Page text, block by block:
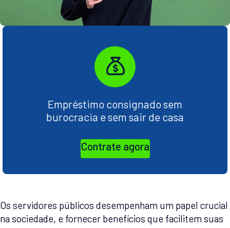
Empréstimo consignado sem
burocracia e sem sair de casa
Contrate agora
Os servidores públicos desempenham um papel crucial
na sociedade, e fornecer benefícios que facilitem suas